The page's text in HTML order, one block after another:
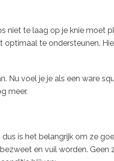
niet te laag op je knie moet
optimaal te ondersteunen.
Nu voel je je als een ware
meer.
is het belangrijk om ze
en vuil worden. Geen